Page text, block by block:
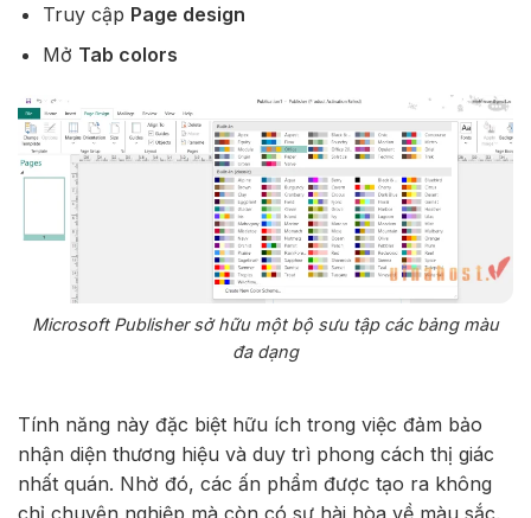
Truy cập Page design
Mở Tab colors
Microsoft Publisher sở hữu một bộ sưu tập các bảng màu
đa dạng
Tính năng này đặc biệt hữu ích trong việc đảm bảo
nhận diện thương hiệu và duy trì phong cách thị giác
nhất quán. Nhờ đó, các ấn phẩm được tạo ra không
chỉ chuyên nghiệp mà còn có sự hài hòa về màu sắc,